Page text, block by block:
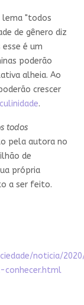
lema "todos
de gênero diz
é um
poderão
alheia. Ao
crescer
.
todos
pela autora no
de
própria
a ser feito.
noticia/